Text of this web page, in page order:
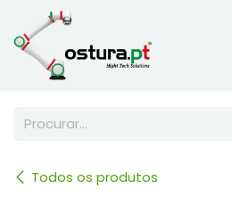
Skip to Content
Todos os produtos